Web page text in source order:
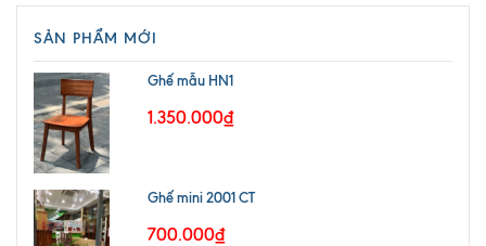
SẢN PHẨM MỚI
Ghế mẫu HN1
1.350.000₫
Ghế mini 2001 CT
700.000₫